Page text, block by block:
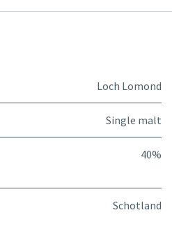
Loch Lomond
Single malt
40%
Schotland